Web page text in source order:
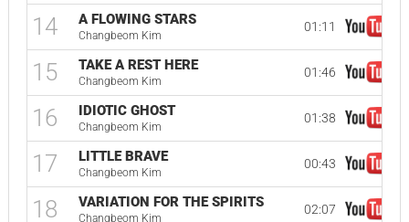
14 A FLOWING STARS
Changbeom Kim
01:11
15 TAKE A REST HERE
Changbeom Kim
01:46
16 IDIOTIC GHOST
Changbeom Kim
01:38
17 LITTLE BRAVE
Changbeom Kim
00:43
18 VARIATION FOR THE SPIRITS
Changbeom Kim
02:07